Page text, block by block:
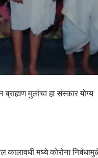
ब्राह्मण मुलांचा हा संस्कार योग्य
मध्ये कोरोना